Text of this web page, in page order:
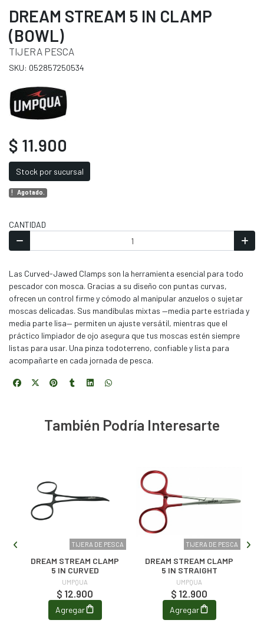
DREAM STREAM 5 IN CLAMP
(BOWL)
TIJERA PESCA
SKU: 052857250534
$ 11.900
Stock por sucursal
Agotado.
CANTIDAD
Las Curved-Jawed Clamps son la herramienta esencial para todo
pescador con mosca. Gracias a su diseño con puntas curvas,
ofrecen un control firme y cómodo al manipular anzuelos o sujetar
moscas delicadas. Sus mandíbulas mixtas —media parte estriada y
media parte lisa— permiten un ajuste versátil, mientras que el
práctico limpiador de ojo asegura que tus moscas estén siempre
listas para usar. Una pinza todoterreno, confiable y lista para
acompañarte en cada jornada de pesca.
También Podría Interesarte
TIJERA DE PESCA
DREAM STREAM CLAMP
5 IN CURVED
UMPQUA
$ 12.900
Agregar
TIJERA DE PESCA
DREAM STREAM CLAMP
5 IN STRAIGHT
UMPQUA
$ 12.900
Agregar